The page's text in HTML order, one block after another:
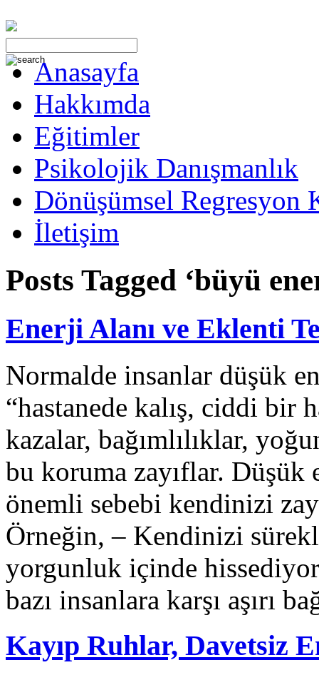
Anasayfa
Hakkımda
Eğitimler
Psikolojik Danışmanlık
Dönüşümsel Regresyon
İletişim
Posts Tagged ‘büyü
Enerji Alanı ve Eklenti
Normalde insanlar düşük
“hastanede kalış, ciddi bir
kazalar, bağımlılıklar,
bu koruma zayıflar. Düşük
önemli sebebi kendinizi
Örneğin, – Kendinizi
yorgunluk içinde
bazı insanlara karşı aşırı
Kayıp Ruhlar, Davetsiz